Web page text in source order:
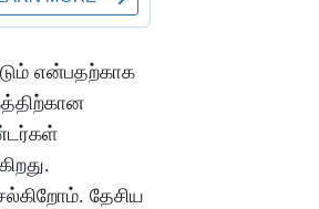
என்பதற்காக
தேசிய